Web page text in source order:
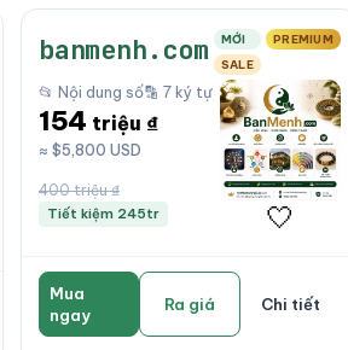
banmenh.com MỚI
PREMIUM
SALE
📂 Nội dung số🔡 7 ký tự
154 triệu ₫
≈ $5,800 USD
400 triệu ₫
Tiết kiệm 245tr 🤍
Mua
ngay
Ra giá Chi tiết